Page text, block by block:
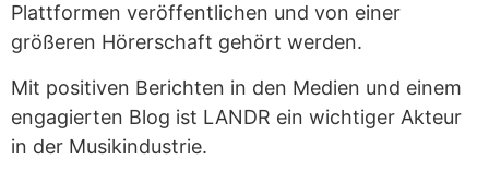
Plattformen veröffentlichen und von einer
größeren Hörerschaft gehört werden.
Mit positiven Berichten in den Medien und einem
engagierten Blog ist LANDR ein wichtiger Akteur
in der Musikindustrie.